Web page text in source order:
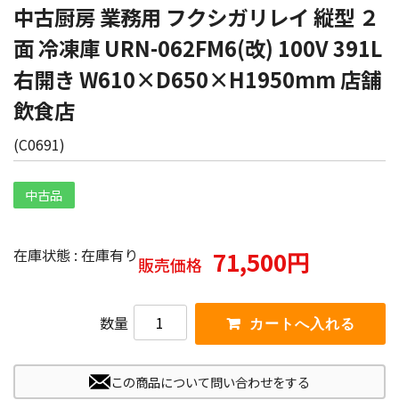
中古厨房 業務用 フクシガリレイ 縦型 ２
面 冷凍庫 URN-062FM6(改) 100V 391L
右開き W610×D650×H1950mm 店舗
飲食店
(C0691)
中古品
在庫状態 : 在庫有り販売価格 71,500円
数量
この商品について問い合わせをする